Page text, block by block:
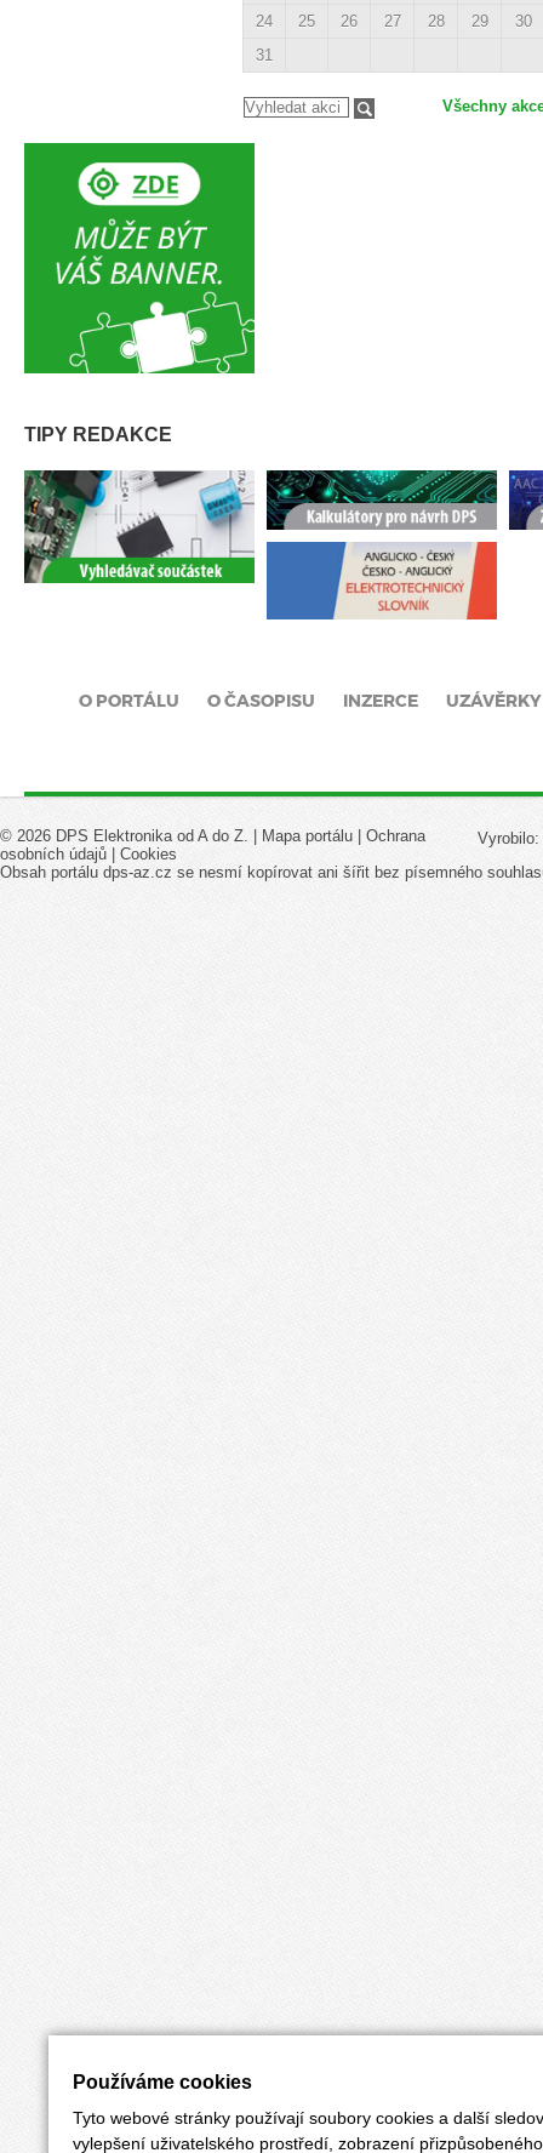
24
25 26 27 28 29
30
31
Všechny
TIPY REDAKCE
O PORTÁLU O ČASOPISU INZERCE UZÁVĚRKY
Vyrobilo:
© 2026 DPS Elektronika od A do Z. | Mapa portálu
Ochrana
osobních údajů
Cookies
Obsah portálu dps-az.cz se nesmí kopírovat ani šířit bez písemného
Používáme cookies
Tyto webové stránky používají soubory cookies a další
vylepšení uživatelského prostředí, zobrazení